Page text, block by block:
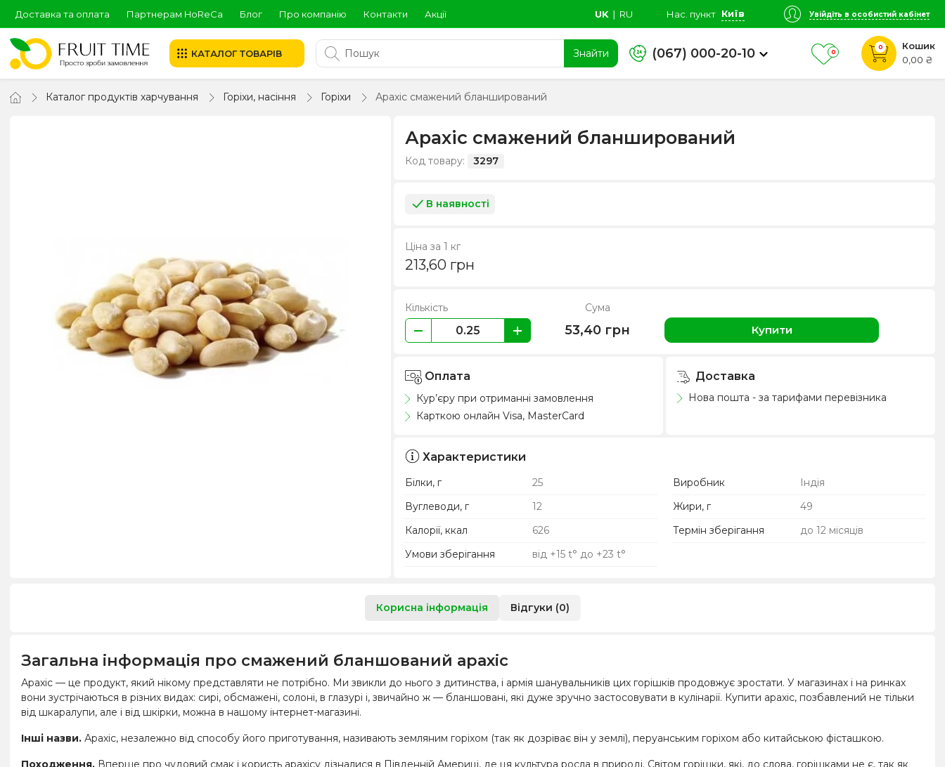
Доставка та оплата Партнерам HoReCa Блог Про компанію Контакти Акції UK ∣ RU Нас. пункт Київ Увійдіть в особистий кабінет
КАТАЛОГ ТОВАРІВ Знайти (067) 000-20-10 0
0
Кошик
0,00 ₴
Каталог продуктів харчування Горіхи, насіння Горіхи Арахіс смажений бланширований
Арахіс смажений бланширований
Код товару: 3297
В наявності
Ціна за 1 кг
213,60 грн
Кількість Сума
53,40 грн Купити
Оплата
Кур’єру при отриманні замовлення
Карткою онлайн Visa, MasterCard
Доставка
Нова пошта - за тарифами перевізника
Характеристики
Білки, г 25 Виробник
Індія
Вуглеводи, г
12 Жири, г
49
Калорії, ккал
626 Термін зберігання
до 12 місяців
Умови зберігання
від +15 t° до +23 t°
Корисна інформація Відгуки (0)
Загальна інформація про смажений бланшований арахіс
Арахіс — це продукт, який нікому представляти не потрібно. Ми звикли до нього з дитинства, і армія шанувальників цих горішків продовжує зростати. У магазинах і на ринках
вони зустрічаються в різних видах: сирі, обсмажені, солоні, в глазурі і, звичайно ж — бланшовані, які дуже зручно застосовувати в кулінарії. Купити арахіс, позбавлений не тільки
від шкаралупи, але і від шкірки, можна в нашому інтернет-магазині.
Інші назви. Арахіс, незалежно від способу його приготування, називають земляним горіхом (так як дозріває він у землі), перуанським горіхом або китайською фісташкою.
Походження. Вперше про чудовий смак і користь арахісу дізналися в Південній Америці, де ця культура росла в природі. Світом горішки, які, до слова, горішками не є, так як